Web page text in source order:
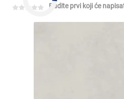
Budite prvi koji će